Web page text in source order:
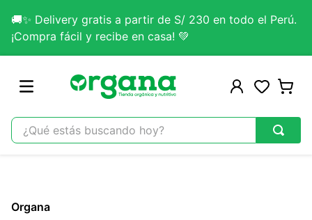
🚚✨ Delivery gratis a partir de S/ 230 en todo el Perú.
¡Compra fácil y recibe en casa! 💚
¿Qué estás buscando hoy?
2.
citrato magnesio
Organa